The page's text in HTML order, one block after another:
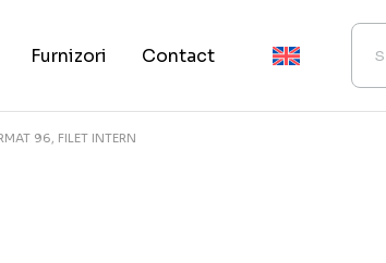
Furnizori Contact
96, FILET INTERN